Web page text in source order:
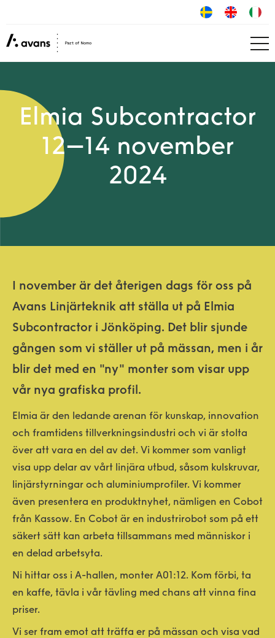
Elmia Subcontractor
12–14 november
2024
I november är det återigen dags för oss på
Avans Linjärteknik att ställa ut på Elmia
Subcontractor i Jönköping. Det blir sjunde
gången som vi ställer ut på mässan, men i år
blir det med en "ny" monter som visar upp
vår nya grafiska profil.
Elmia är den ledande arenan för kunskap, innovation
och framtidens tillverkningsindustri och vi är stolta
över att vara en del av det. Vi kommer som vanligt
visa upp delar av vårt linjära utbud, såsom kulskruvar,
linjärstyrningar och aluminiumprofiler. Vi kommer
även presentera en produktnyhet, nämligen en Cobot
från Kassow. En Cobot är en industrirobot som på ett
säkert sätt kan arbeta tillsammans med människor i
en delad arbetsyta.
Ni hittar oss i A-hallen, monter A01:12. Kom förbi, ta
en kaffe, tävla i vår tävling med chans att vinna fina
priser.
Vi ser fram emot att träffa er på mässan och visa vad